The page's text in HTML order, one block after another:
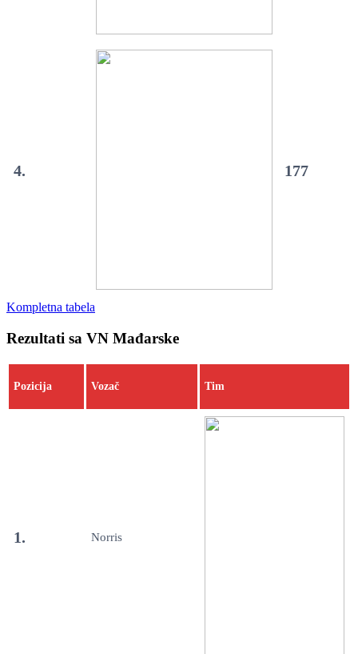
4. 177
Kompletna tabela
Rezultati sa VN Mađarske
Pozicija Vozač Tim
1. Norris